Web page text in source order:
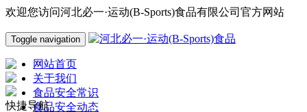
欢迎您访问河北必一·运动(B-Sports)食品有限公司官方网站
Toggle navigation
网站首页
关于我们
食品安全常识
食品安全动态
快捷导航